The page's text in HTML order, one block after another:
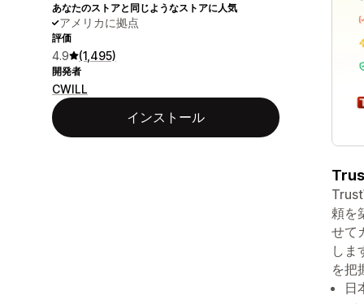
あなたのストアと同じようなストアに人気
アメリカに拠点
評価
4.9 (1,495)
開発者
CWILL
インストール
頼を
せて
しま
を把
日